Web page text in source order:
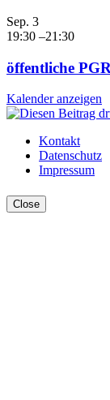
Sep. 3
19:30 –21:30
öffentliche
Kalender anzeigen
Kontakt
Datenschutz
Impressum
Close